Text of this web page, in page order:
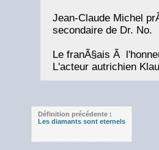
Jean-Claude Michel
secondaire de Dr. No.
Le franÃ§ais Ã
L'acteur autrichien
Définition précédente :
Les diamants sont eternels